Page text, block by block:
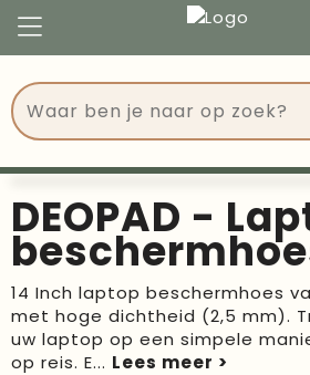
Tassen
Drinkwaren
Events
Give Aways
Congres
Events
Kerst
Verjaardagen
Voetbal, EK en WK
DEOPAD -
14 Inch laptop beschermhoes
met hoge dichtheid (2,5 mm).
uw laptop op een simpele
op reis. E...